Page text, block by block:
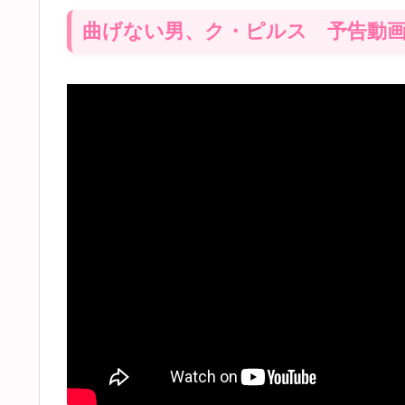
曲げない男、ク・ピルス 予告動